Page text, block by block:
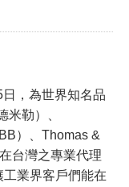
，為世界知名品
米勒）、
）、Thomas &
台灣之專業代理
業界客戶們能在